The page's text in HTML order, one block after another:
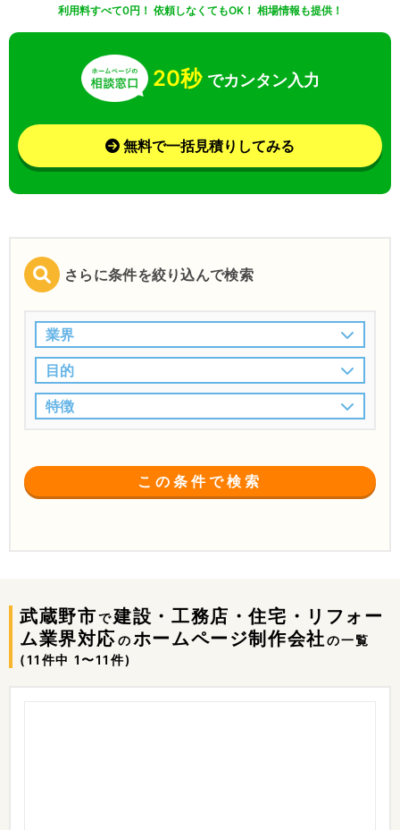
利用料すべて0円！ 依頼しなくてもOK！ 相場情報も提供！
20秒 でカンタン入力
無料で一括見積りしてみる
さらに条件を絞り込んで検索
業界
目的
特徴
この条件で検索
武蔵野市で建設・工務店・住宅・リフォー
ム業界対応のホームページ制作会社 の一覧
(11件中 1〜11件)